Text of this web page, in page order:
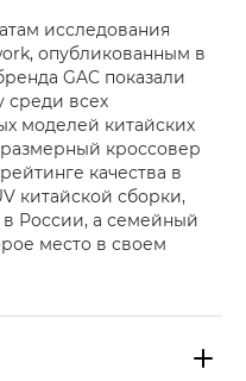
исследования
опубликованным в
GAC показали
среди всех
моделей китайских
кроссовер
качества в
китайской сборки,
России, а семейный
место в своем